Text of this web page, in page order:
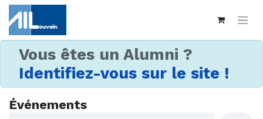
Vous êtes un Alumni ?
Identifiez-vous sur le site !
Événements